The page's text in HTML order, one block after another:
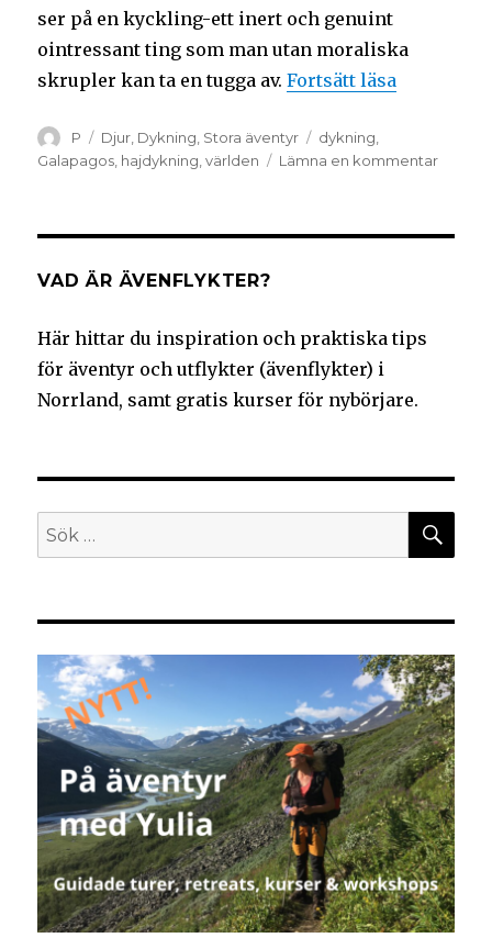
ser på en kyckling-ett inert och genuint
ointressant ting som man utan moraliska
skrupler kan ta en tugga av.Fortsätt läsa
P Djur Dykning Stora äventyr dykning
Galapagos hajdykning ,världen Lämna en kommentar
VAD ÄR ÄVENFLYKTER?
Här hittar du inspiration och praktiska tips
för äventyr och utflykter (ävenflykter) i
Norrland, samt gratis kurser för nybörjare.